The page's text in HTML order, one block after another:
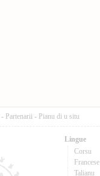
- Partenarii - Pianu di u situ
Lingue
Corsu
Francese
Talianu